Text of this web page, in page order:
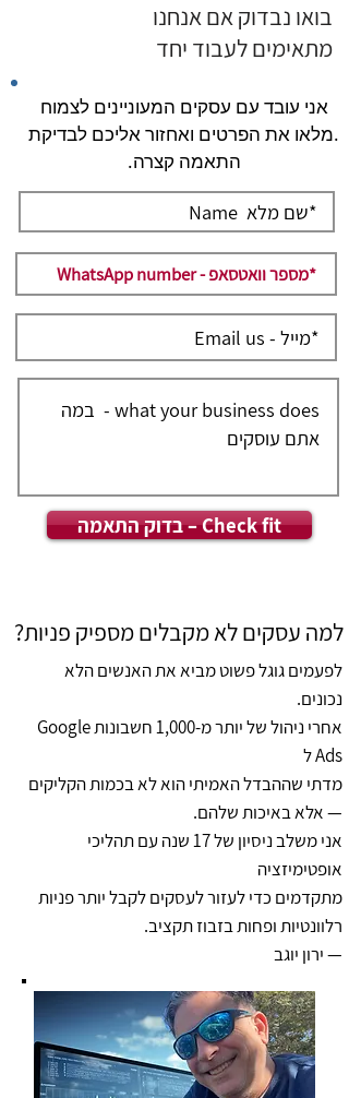
בואו נבדוק אם אנחנו
מתאימים לעבוד יחד
אני עובד עם עסקים המעוניינים לצמוח
.מלאו את הפרטים ואחזור אליכם לבדיקת
התאמה קצרה.
בדוק התאמה – Check fit
למה עסקים לא מקבלים מספיק פניות?
לפעמים גוגל פשוט מביא את האנשים הלא
נכונים.
אחרי ניהול של יותר מ-1,000 חשבונות Google
Ads ל
מדתי שההבדל האמיתי הוא לא בכמות הקליקים
— אלא באיכות שלהם.
אני משלב ניסיון של 17 שנה עם תהליכי
אופטימיזציה
מתקדמים כדי לעזור לעסקים לקבל יותר פניות
רלוונטיות ופחות בזבוז תקציב.
— ירון יוגב